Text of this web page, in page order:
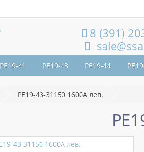
8 (391)
РЕ19-41 РЕ19-43 РЕ19-44
РЕ19-43-31150 1600А лев.